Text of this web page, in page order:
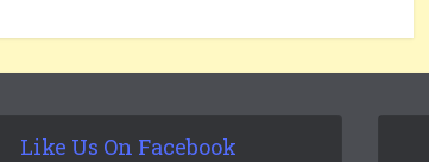
Like Us On Facebook